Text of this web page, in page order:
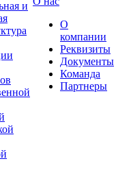
и
О
компании
Реквизиты
Документы
Команда
Партнеры